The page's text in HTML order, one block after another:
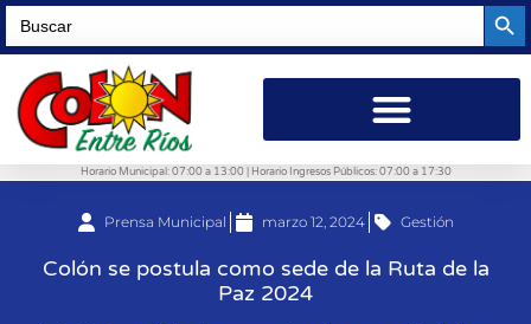
Search
for:
Horario Municipal: 07:00 a 13:00 | Horario Ingresos Públicos: 07:00 a 17:30
Prensa Municipal marzo 12, 2024 Gestión
Colón se postula como sede de la Ruta de la
Paz 2024